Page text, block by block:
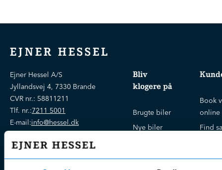
EJNER HESSEL
Ejner Hessel A/S
Jyllandsvej 4, 7330 Brande
CVR nr.: 58811211
Tlf. nr.:7211 5001
E-mail:info@hessel.dk
Åbningstider
Man - Fre:
07.30 - 17.30
Bliv
klogere på
Brugte biler
Nye biler
Book
online
Find